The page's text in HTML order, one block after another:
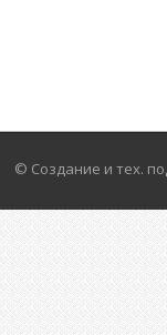
© Создание и тех.